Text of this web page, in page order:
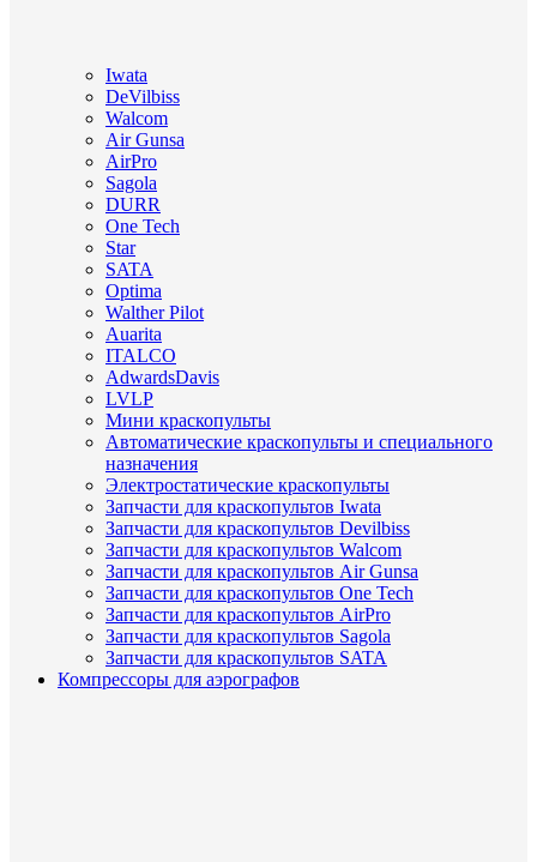
Iwata
DeVilbiss
Walcom
Air Gunsa
AirPro
Sagola
DURR
One Tech
Star
SATA
Optima
Walther Pilot
Auarita
ITALCO
AdwardsDavis
LVLP
Мини краскопульты
Автоматические краскопульты и специального
назначения
Электростатические краскопульты
Запчасти для краскопультов Iwata
Запчасти для краскопультов Devilbiss
Запчасти для краскопультов Walcom
Запчасти для краскопультов Air Gunsa
Запчасти для краскопультов One Tech
Запчасти для краскопультов AirPro
Запчасти для краскопультов Sagola
Запчасти для краскопультов SATA
Компрессоры для аэрографов